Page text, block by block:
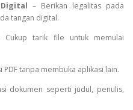
– Berikan legalitas pada
tangan digital.
Cukup tarik file untuk memulai
PDF tanpa membuka aplikasi lain.
dokumen seperti judul, penulis,